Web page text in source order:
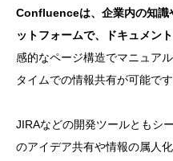
Confluenceは、企業内の知識
ットフォームで、ドキュメン
感的なページ構造でマニュア
タイムでの情報共有が可能です
JIRAなどの開発ツールともシ
のアイデア共有や情報の属人